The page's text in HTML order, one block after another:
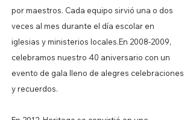
por maestros. Cada equipo sirvió una o dos
veces al mes durante el día escolar en
iglesias y ministerios locales.En 2008-2009,
celebramos nuestro 40 aniversario con un
evento de gala lleno de alegres celebraciones
y recuerdos.